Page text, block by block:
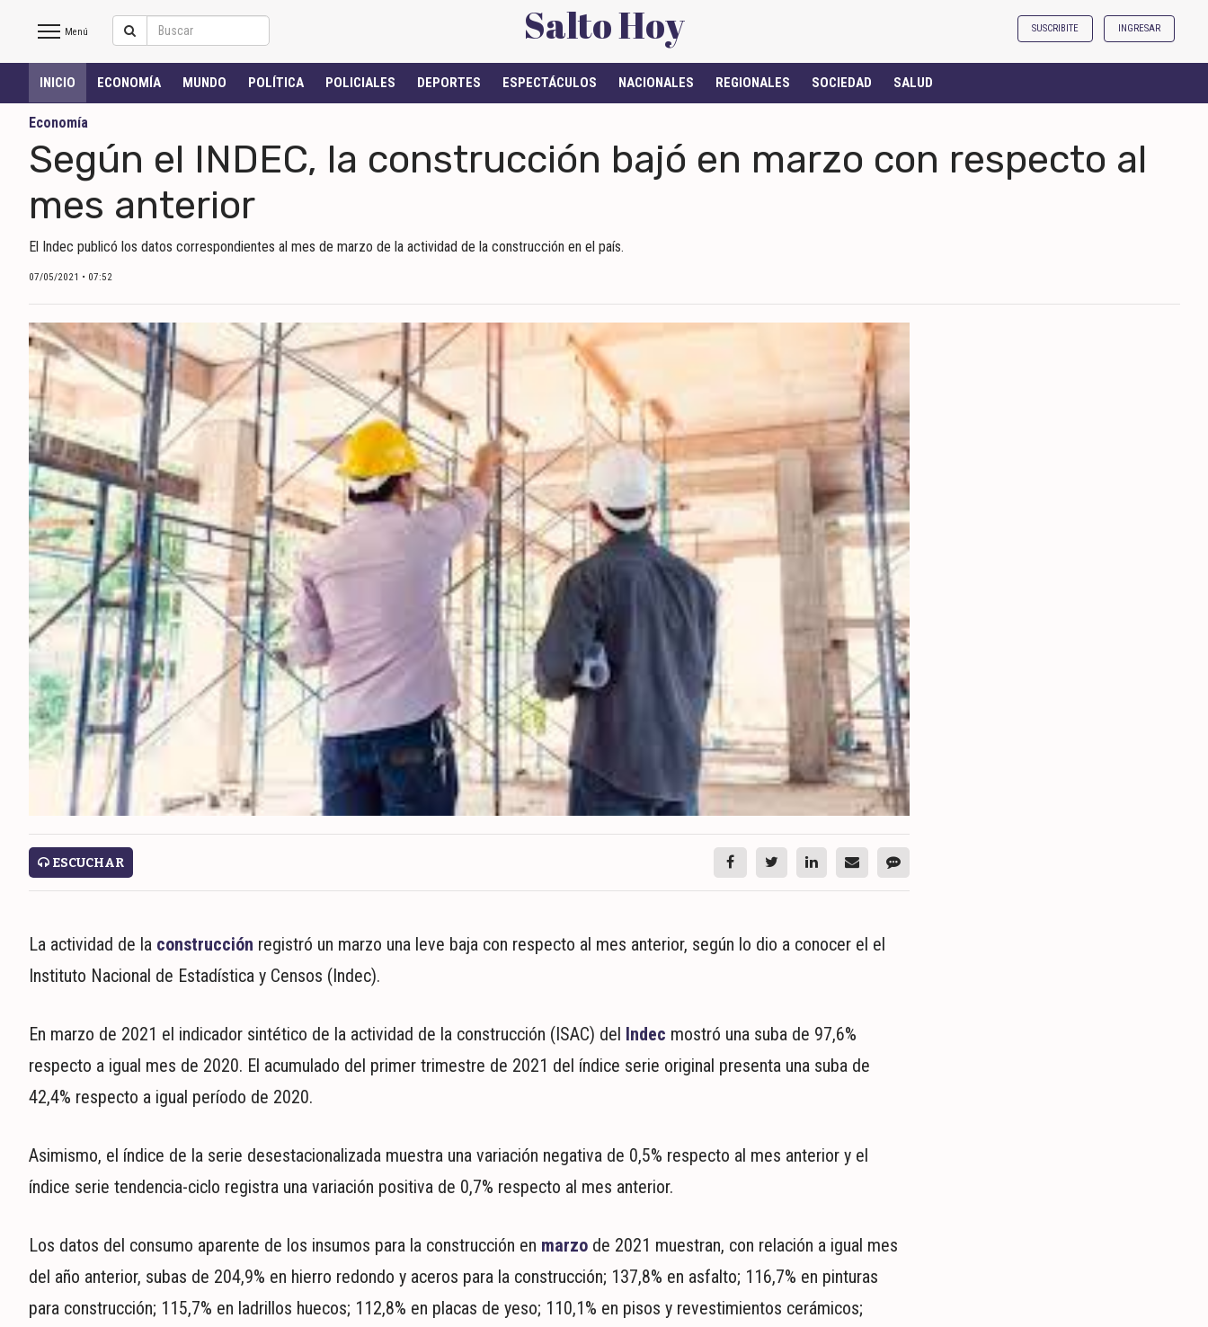
Salto
Hoy
INICIO
NOTICIAS RECIENTES
ECONOMÍA
MUNDO
POLÍTICA
POLICIALES
DEPORTES
ESPECTÁCULOS
NACIONALES
REGIONALES
SOCIEDAD
SERVICIOS
ECONOMÍA
MUNDO
POLÍTICA
ESPECTÁCULOS
NACIONALES
SOCIEDAD
Salto Hoy
Menú SUSCRIBITE INGRESAR
INICIO ECONOMÍA MUNDO POLÍTICA POLICIALES DEPORTES ESPECTÁCULOS NACIONALES REGIONALES SOCIEDAD SALUD
Economía
Según el INDEC, la construcción bajó en marzo con respecto al
mes anterior
El Indec publicó los datos correspondientes al mes de marzo de la actividad de la construcción en el país.
07/05/2021 • 07:52
ESCUCHAR
La actividad de la construcción registró un marzo una leve baja con respecto al mes anterior, según lo dio a conocer el el
Instituto Nacional de Estadística y Censos (Indec).
En marzo de 2021 el indicador sintético de la actividad de la construcción (ISAC) del Indec mostró una suba de 97,6%
respecto a igual mes de 2020. El acumulado del primer trimestre de 2021 del índice serie original presenta una suba de
42,4% respecto a igual período de 2020.
Asimismo, el índice de la serie desestacionalizada muestra una variación negativa de 0,5% respecto al mes anterior y el
índice serie tendencia-ciclo registra una variación positiva de 0,7% respecto al mes anterior.
Los datos del consumo aparente de los insumos para la construcción en marzode 2021 muestran, con relación a igual mes
del año anterior, subas de 204,9% en hierro redondo y aceros para la construcción; 137,8% en asfalto; 116,7% en pinturas
para construcción; 115,7% en ladrillos huecos; 112,8% en placas de yeso; 110,1% en pisos y revestimientos cerámicos;